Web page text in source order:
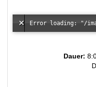
Dauer: